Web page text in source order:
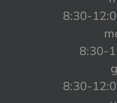
8:30-
8:30-
8:30-